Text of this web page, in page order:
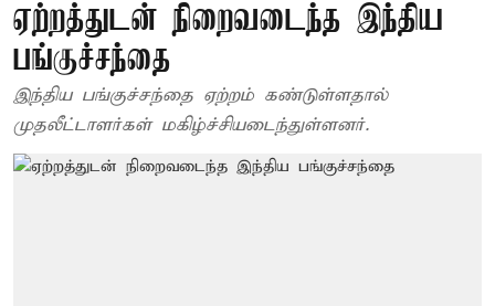
ஏற்றத்துடன் நிறைவடைந்த இந்திய
பங்குச்சந்தை
இந்திய பங்குச்சந்தை ஏற்றம் கண்டுள்ளதால்
முதலீட்டாளர்கள் மகிழ்ச்சியடைந்துள்ளனர்.